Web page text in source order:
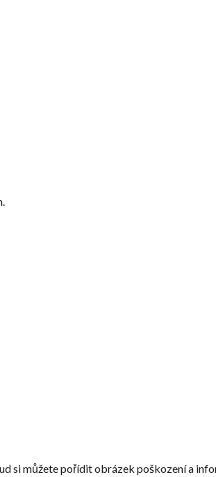
si můžete pořídit obrázek poškození a